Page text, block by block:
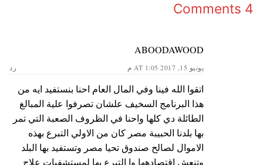
4 Comments
ABOODAWOOD
يونيو 15, 2017 AT 1:05 م رد
اتقوا الله فينا وفي المال العام احنا بنستفيد ايه من
هذا البرنامج السخيف علشان تصرفوا علية المبالغ
الطائلة دي كلها واحنا في الظروف الصعبة التي تمر
بها بلدنا الحبيبة مصر كان من الاولي التبرع بهذه
الاموال لصالح صندوق تحيا مصر وتستفيد بها البلد
وتنعش اقتصادهها وا التبرع بها لمستشفيات علاج